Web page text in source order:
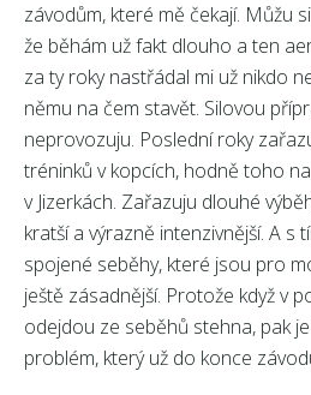
závodům, které mě čekají. Můžu
že běhám už fakt dlouho a ten
za ty roky nastřádal mi už nikdo
němu na čem stavět. Silovou
neprovozuju. Poslední roky
tréninků v kopcích, hodně toho
v Jizerkách. Zařazuju dlouhé
kratší a výrazně intenzivnější. A s
spojené seběhy, které jsou pro
ještě zásadnější. Protože když v
odejdou ze seběhů stehna, pak
problém, který už do konce